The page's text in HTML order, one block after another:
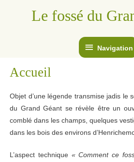
Le fossé du
Navigation
Navigation
Accueil
Objet d’une légende transmise jadis le
du Grand Géant se révèle être un
comblé dans les champs, quelques
dans les bois des environs
L’aspect technique « Comment ce